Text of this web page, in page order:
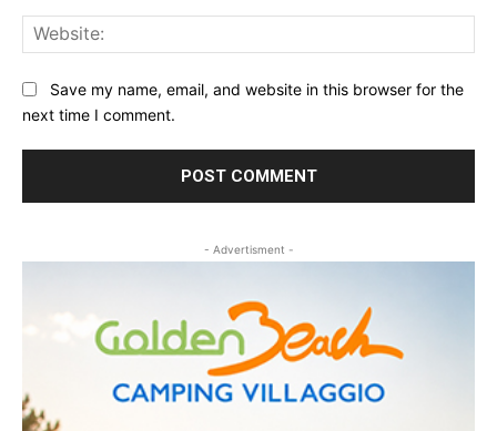
Save my name, email, and website in this browser for the
next time I comment.
- Advertisment -